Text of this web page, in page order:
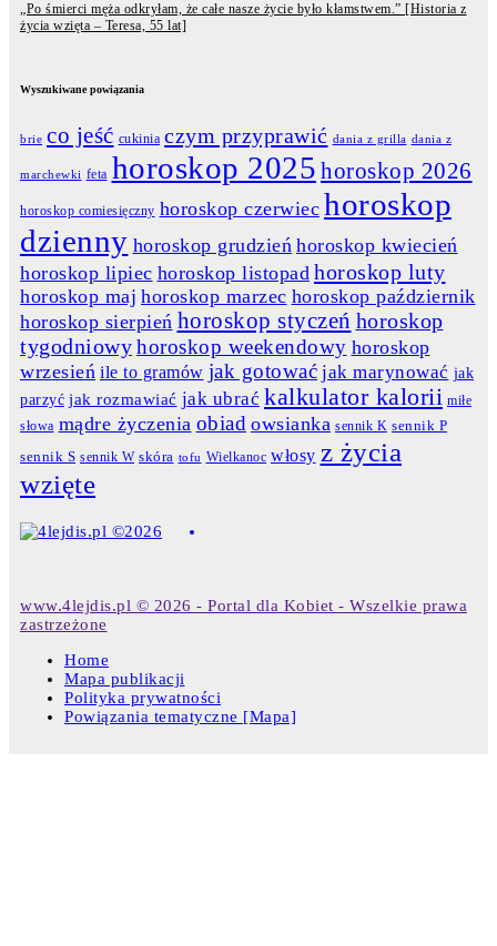
„Po śmierci męża odkryłam, że całe nasze życie było kłamstwem.” [Historia z
życia wzięta – Teresa, 55 lat]
Wyszukiwane powiązania
brie co jeść cukinia czym przyprawić dania z grilla dania z
marchewki feta horoskop 2025 horoskop 2026
horoskop comiesięczny horoskop czerwiec horoskop
dzienny horoskop grudzień horoskop kwiecień
horoskop lipiec horoskop listopad horoskop luty
horoskop maj horoskop marzec horoskop październik
horoskop sierpień horoskop styczeń horoskop
tygodniowyhoroskop weekendowy horoskop
wrzesień ile to gramów jak gotować jak marynować jak
parzyć jak rozmawiać jak ubrać kalkulator kalorii miłe
słowa mądre życzenia obiad owsianka sennik K sennik P
sennik S sennik W skóra tofu Wielkanoc włosy z życia
wzięte
www.4lejdis.pl © 2026 - Portal dla Kobiet - Wszelkie prawa
zastrzeżone
Home
Mapa publikacji
Polityka prywatności
Powiązania tematyczne [Mapa]